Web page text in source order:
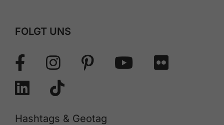
FOLGT UNS
Hashtags & Geotag